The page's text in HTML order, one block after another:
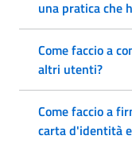
una pratica che
Come faccio a
altri utenti?
Come faccio a
carta d'identità